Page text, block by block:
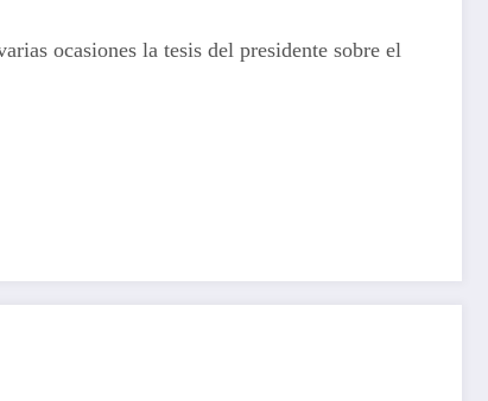
ocasiones la tesis del presidente sobre el